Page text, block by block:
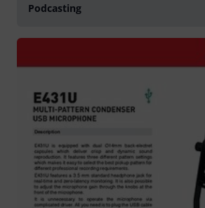
Podcasting